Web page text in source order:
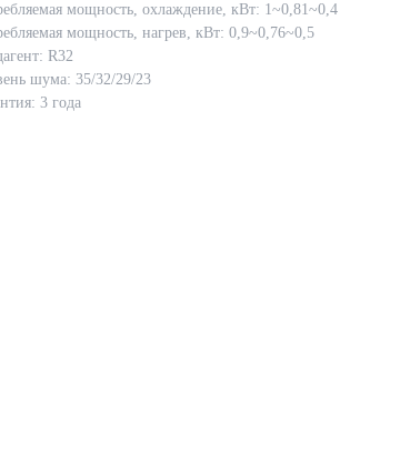
мощность, охлаждение, кВт: 1~0,81~0,4
мощность, нагрев, кВт: 0,9~0,76~0,5
R32
шума: 35/32/29/23
3 года